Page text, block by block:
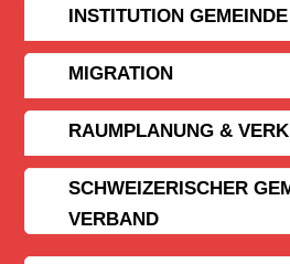
INSTITUTION GEMEINDE
MIGRATION
RAUMPLANUNG &
SCHWEIZERISCHER
VERBAND